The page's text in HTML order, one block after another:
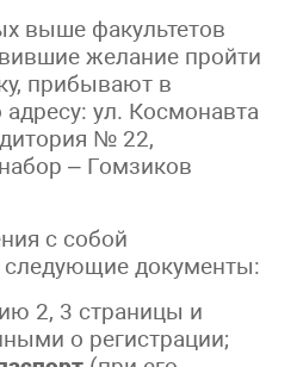
выше факультетов
желание пройти
прибывают в
ул. Космонавта
№ 22,
– Гомзиков
с собой
следующие документы:
2, 3 страницы и
о регистрации;